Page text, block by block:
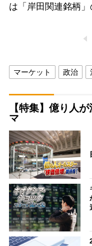
は「岸田関連銘柄」
マーケット 政治
【特集】億り人
マ